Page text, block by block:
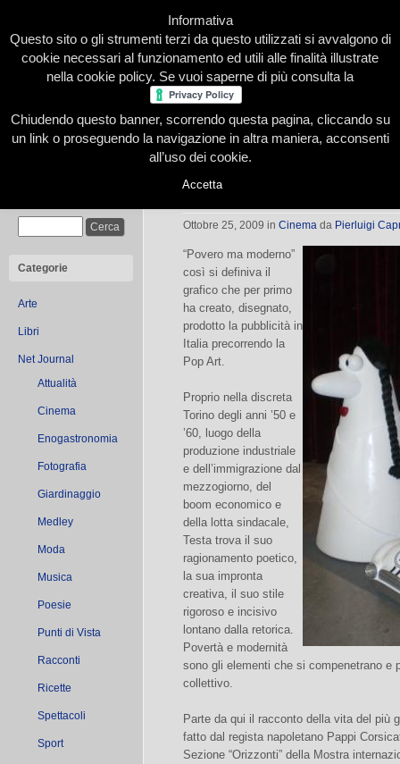
Home Presentazione Redazione Le nostre firme
Categorie
Arte
Libri
Net Journal
Attualità
Cinema
Enogastronomia
Fotografia
Giardinaggio
Medley
Moda
Musica
Poesie
Punti di Vista
Racconti
Ricette
Spettacoli
Sport
Armando Testa povero ma moderno
Ottobre 25, 2009 in Cinema da Pierluigi
“Povero ma moderno”
così si definiva il
grafico che per primo
ha creato, disegnato,
prodotto la pubblicità in
Italia precorrendo la
Pop Art.
Proprio nella discreta
Torino degli anni ’50 e
’60, luogo della
produzione industriale
e dell’immigrazione dal
mezzogiorno, del
boom economico e
della lotta sindacale,
Testa trova il suo
ragionamento poetico,
la sua impronta
creativa, il suo stile
rigoroso e incisivo
lontano dalla retorica.
Povertà e modernità
sono gli elementi che si compenetrano e
collettivo.
Parte da qui il racconto della vita del più
fatto dal regista napoletano Pappi
Sezione “Orizzonti” della Mostra
Informativa
Questo sito o gli strumenti terzi da questo utilizzati si avvalgono di
cookie necessari al funzionamento ed utili alle finalità illustrate
nella cookie policy. Se vuoi saperne di più consulta la
Chiudendo questo banner, scorrendo questa pagina, cliccando su
un link o proseguendo la navigazione in altra maniera, acconsenti
all’uso dei cookie.
Accetta